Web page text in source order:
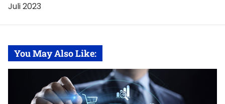
Juli 2023
You May Also Like: